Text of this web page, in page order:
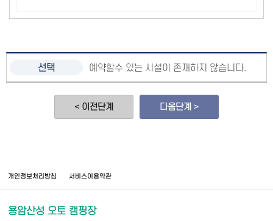
예약할수 있는 시설이 존재하지 않습니다.
< 이전단계 다음단계 >
개인정보처리방침 서비스이용약관
용암산성 오토 캠핑장